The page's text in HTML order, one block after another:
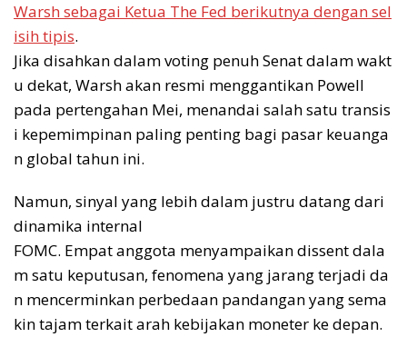
Warsh sebagai Ketua The Fed berikutnya dengan sel
isih tipis.
Jika disahkan dalam voting penuh Senat dalam wakt
u dekat, Warsh akan resmi menggantikan Powell
pada pertengahan Mei, menandai salah satu transis
i kepemimpinan paling penting bagi pasar keuanga
n global tahun ini.
Namun, sinyal yang lebih dalam justru datang dari
dinamika internal
FOMC. Empat anggota menyampaikan dissent dala
m satu keputusan, fenomena yang jarang terjadi da
n mencerminkan perbedaan pandangan yang sema
kin tajam terkait arah kebijakan moneter ke depan.